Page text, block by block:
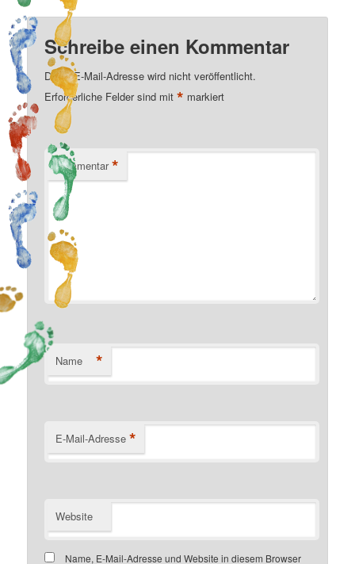
Schreibe einen Kommentar
Deine E-Mail-Adresse wird nicht veröffentlicht.
Erforderliche Felder sind mit* markiert
Kommentar *
Name *
E-Mail-Adresse *
Website
Name, E-Mail-Adresse und Website in diesem Browser